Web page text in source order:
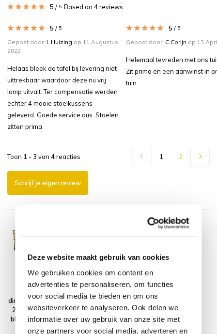
Deze website maakt gebruik van cookies
We gebruiken cookies om content en
advertenties te personaliseren, om functies
voor social media te bieden en om ons
websiteverkeer te analyseren. Ook delen we
informatie over uw gebruik van onze site met
onze partners voor social media, adverteren en
5 / 5 Based on 4 reviews
5 / 5
Gepost door: l. Huizing op 11 Augustus
2022
Helaas bleek de tafel bij levering niet
uittrekbaar waardoor deze nu vrij
lomp uitvalt. Ter compensatie werden
echter 4 mooie stoelkussens
geleverd. Goede service dus. Stoelen
zitten prima
5 / 5
Gepost door: C.Corijn op 13
Helemaal tevreden met ons
Zit prima en een aanwinst in
tuin
Toon 1 - 3 van 4reacties 1 2
Schrijf je eigen review
Arona Ovaal
dining tuinset 160-
210x90xH76 cm
blad 4 cm 5-delig
teak
Montagelevering
geen afval